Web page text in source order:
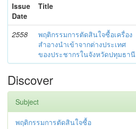
Issue
Date
Title
2558
พฤติกรรมการตัดสินใจซื้อเครื่อง
สำอางนำเข้าจากต่างประเทศ
ของประชากรในจังหวัดปทุมธานี
Discover
Subject
พฤติกรรมการตัดสินใจซื้อ